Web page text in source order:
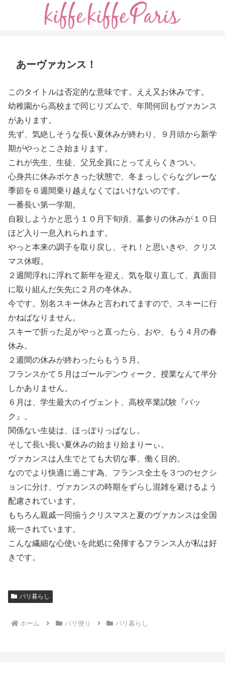
あーヴァカンス！
このタイトルは否定的な意味です。ええ又お休みです。
幼稚園から高校まで同じリズムで、年間何回もヴァカンス
があります。
先ず、気絶しそうな長い夏休みが終わり、９月頭から新学
期がやっとこさ始まります。
これが先生、生徒、父兄全員にとってえらくきつい。
心身共に休みボケきった状態で、冬まっしぐらなグレーな
季節を６週間乗り越えなくてはいけないのです。
一番長い第一学期。
自殺しようかと思う１０月下旬頃、墓参りの休みが１０日
ほど入り一息入れられます。
やっと本来の調子を取り戻し、それ！と思いきや、クリス
マス休暇。
２週間浮れに浮れて新年を迎え、気を取り直して、真面目
に取り組んだ矢先に２月の冬休み。
今です。別名スキー休みと言われてますので、スキーに行
かねばなりません。
スキーで折った足がやっと直ったら、おや、もう４月の春
休み。
２週間の休みが終わったらもう５月。
フランスかて５月はゴールデンウィーク。授業なんて半分
しかありません。
６月は、学生最大のイヴェント、高校卒業試験『バッ
ク』。
関係ない生徒は、ほっぽりっぱなし。
そして長い長い夏休みの始まり始まりーぃ。
ヴァカンスは人生でとても大切な事、働く目的。
なのでより快適に過ごす為、フランス全土を３つのセクシ
ョンに分け、ヴァカンスの時期をずらし混雑を避けるよう
配慮されています。
もちろん親戚一同揃うクリスマスと夏のヴァカンスは全国
統一されています。
こんな繊細な心使いを此処に発揮するフランス人が私は好
きです。
パリ暮らし
ホーム パリ便り パリ暮らし